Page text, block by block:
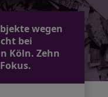
wegen
bei
Köln. Zehn